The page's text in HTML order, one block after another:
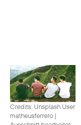
Credits: Unsplash User
matheusferrero |